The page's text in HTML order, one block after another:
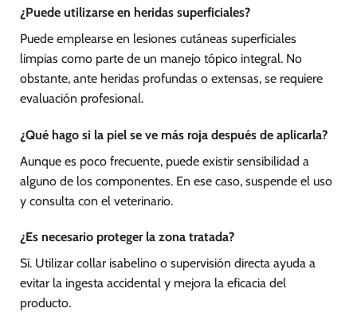
¿Puede utilizarse en heridas superficiales?
Puede emplearse en lesiones cutáneas superficiales
limpias como parte de un manejo tópico integral. No
obstante, ante heridas profundas o extensas, se requiere
evaluación profesional.
¿Qué hago si la piel se ve más roja después de aplicarla?
Aunque es poco frecuente, puede existir sensibilidad a
alguno de los componentes. En ese caso, suspende el uso
y consulta con el veterinario.
¿Es necesario proteger la zona tratada?
Sí. Utilizar collar isabelino o supervisión directa ayuda a
evitar la ingesta accidental y mejora la eficacia del
producto.